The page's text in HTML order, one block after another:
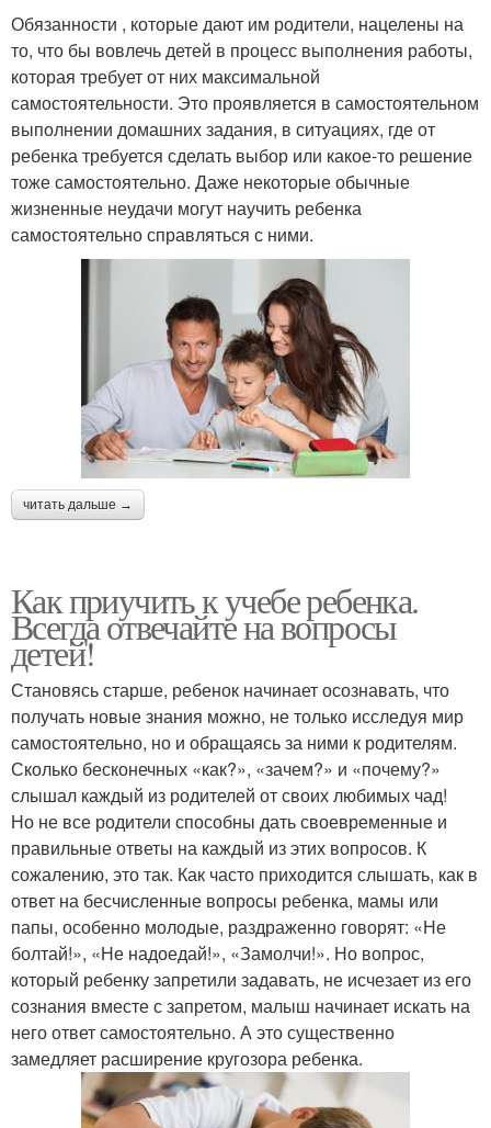
Обязанности , которые дают им родители, нацелены на
то, что бы вовлечь детей в процесс выполнения работы,
которая требует от них максимальной
самостоятельности. Это проявляется в самостоятельном
выполнении домашних задания, в ситуациях, где от
ребенка требуется сделать выбор или какое-то решение
тоже самостоятельно. Даже некоторые обычные
жизненные неудачи могут научить ребенка
самостоятельно справляться с ними.
читать дальше →
Как приучить к учебе ребенка.
Всегда отвечайте на вопросы
детей!
Становясь старше, ребенок начинает осознавать, что
получать новые знания можно, не только исследуя мир
самостоятельно, но и обращаясь за ними к родителям.
Сколько бесконечных «как?», «зачем?» и «почему?»
слышал каждый из родителей от своих любимых чад!
Но не все родители способны дать своевременные и
правильные ответы на каждый из этих вопросов. К
сожалению, это так. Как часто приходится слышать, как в
ответ на бесчисленные вопросы ребенка, мамы или
папы, особенно молодые, раздраженно говорят: «Не
болтай!», «Не надоедай!», «Замолчи!». Но вопрос,
который ребенку запретили задавать, не исчезает из его
сознания вместе с запретом, малыш начинает искать на
него ответ самостоятельно. А это существенно
замедляет расширение кругозора ребенка.